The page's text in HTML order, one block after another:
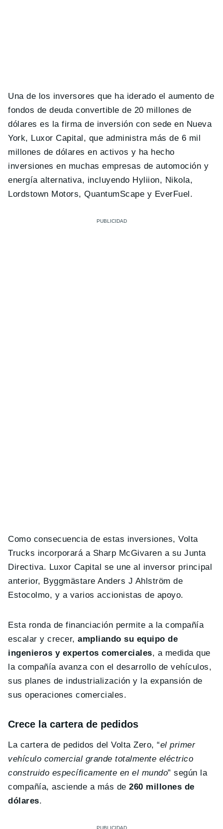
Una de los inversores que ha iderado el aumento de
fondos de deuda convertible de 20 millones de
dólares es la firma de inversión con sede en Nueva
York, Luxor Capital, que administra más de 6 mil
millones de dólares en activos y ha hecho
inversiones en muchas empresas de automoción y
energía alternativa, incluyendo Hyliion, Nikola,
Lordstown Motors, QuantumScape y EverFuel.
Como consecuencia de estas inversiones, Volta
Trucks incorporará a Sharp McGivaren a su Junta
Directiva. Luxor Capital se une al inversor principal
anterior, Byggmästare Anders J Ahlström de
Estocolmo, y a varios accionistas de apoyo.
Esta ronda de financiación permite a la compañía
escalar y crecer,ampliando su equipo de
ingenieros y expertos comerciales, a medida que
la compañía avanza con el desarrollo de vehículos,
sus planes de industrialización y la expansión de
sus operaciones comerciales.
Crece la cartera de pedidos
La cartera de pedidos del Volta Zero, “el primer
vehículo comercial grande totalmente eléctrico
construido específicamente en el mundo” según la
compañía, asciende a más de260 millones de
dólares.